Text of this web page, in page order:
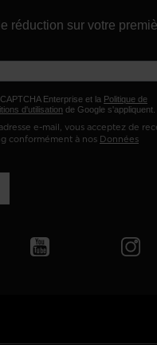
réduction sur votre
Enterprise et la Politique de
d'utilisation de Google s'appliquent.
e-mail, vous acceptez de
conformément à nos Données